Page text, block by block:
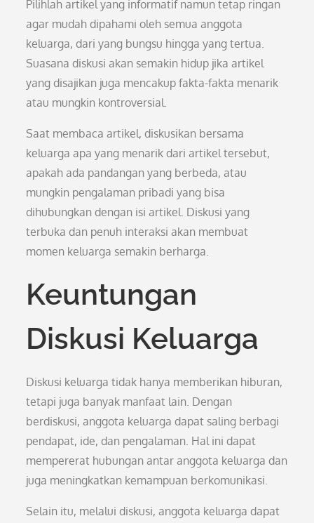
Pilihlah artikel yang informatif namun tetap ringan
agar mudah dipahami oleh semua anggota
keluarga, dari yang bungsu hingga yang tertua.
Suasana diskusi akan semakin hidup jika artikel
yang disajikan juga mencakup fakta-fakta menarik
atau mungkin kontroversial.
Saat membaca artikel, diskusikan bersama
keluarga apa yang menarik dari artikel tersebut,
apakah ada pandangan yang berbeda, atau
mungkin pengalaman pribadi yang bisa
dihubungkan dengan isi artikel. Diskusi yang
terbuka dan penuh interaksi akan membuat
momen keluarga semakin berharga.
Keuntungan
Diskusi Keluarga
Diskusi keluarga tidak hanya memberikan hiburan,
tetapi juga banyak manfaat lain. Dengan
berdiskusi, anggota keluarga dapat saling berbagi
pendapat, ide, dan pengalaman. Hal ini dapat
mempererat hubungan antar anggota keluarga dan
juga meningkatkan kemampuan berkomunikasi.
Selain itu, melalui diskusi, anggota keluarga dapat